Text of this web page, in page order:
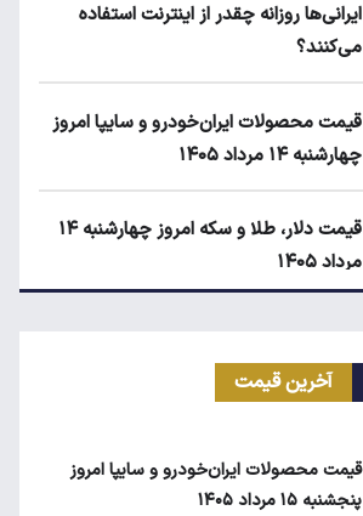
ایرانی‌ها روزانه چقدر از اینترنت استفاده
می‌کنند؟
قیمت محصولات ایران‌خودرو و سایپا امروز
چهارشنبه ۱۴ مرداد ۱۴۰۵
قیمت دلار، طلا و سکه امروز چهارشنبه ۱۴
مرداد ۱۴۰۵
تا پاییز
عدالت چیست؟
آخرین قیمت
قیمت محصولات ایران‌خودرو و سایپا امروز
پنجشنبه ۱۵ مرداد ۱۴۰۵